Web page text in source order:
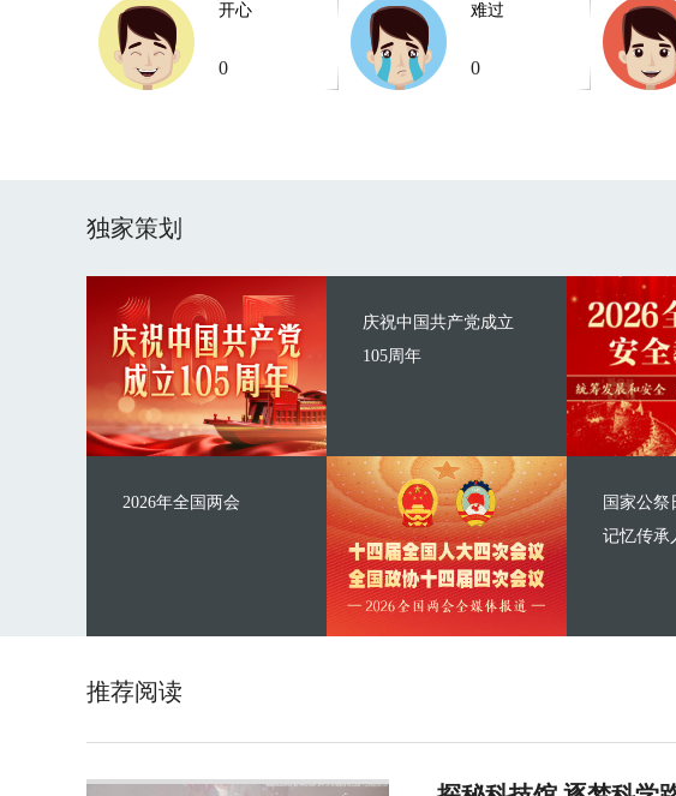
开心
0
难过
0
独家策划
庆祝中国共产党成立
105周年
2026年全国两会
国家公祭
记忆传承
推荐阅读